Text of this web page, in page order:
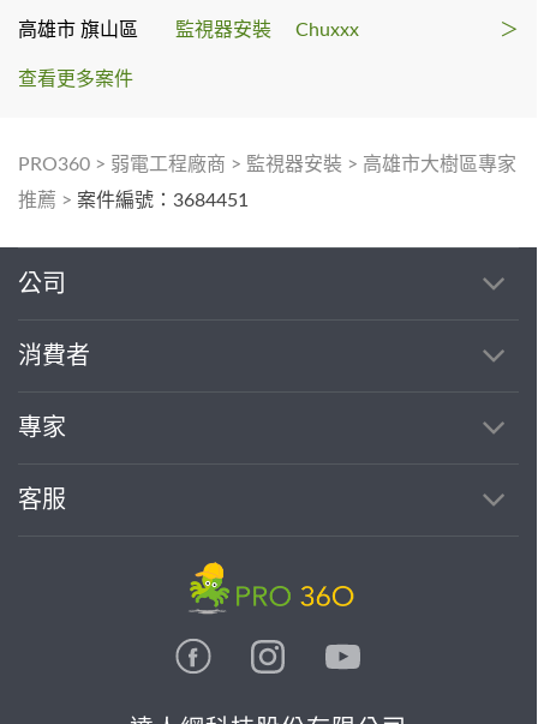
高雄市 旗山區 監視器安裝 Chuxxx ＞
查看更多案件
PRO360 > 弱電工程廠商 > 監視器安裝 > 高雄市大樹區專家
推薦 > 案件編號：3684451
公司
消費者
專家
客服